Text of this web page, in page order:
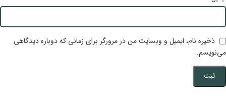
ذخیره نام، ایمیل و وبسایت من در مرورگر برای زمانی که دوباره دیدگاهی
می‌نویسم.